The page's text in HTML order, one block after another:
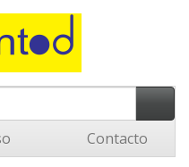
Contacto